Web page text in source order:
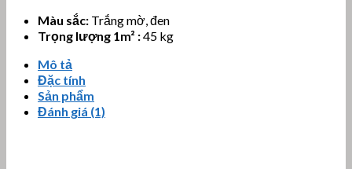
Màu sắc: Trắng mờ, đen
Trọng lượng 1m² :45 kg
Mô tả
Đặc tính
Sản phẩm
Đánh giá (1)